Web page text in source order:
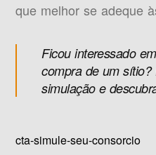
que melhor se adeque
Ficou interessado
compra de um sítio?
simulação e
cta-simule-seu-consorcio